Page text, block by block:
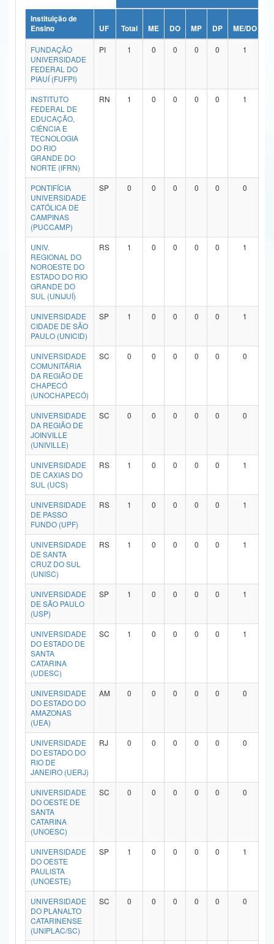
Ministério da Ciência, Tecnologia, Inovações e Comunicações
Ministério do Meio Ambiente
Ministério do Turismo
Ministério do Desenvolvimento Regional
Controladoria-Geral da União
Ministério da Mulher, da Família e dos Direitos Humanos
Secretaria-Geral
Secretaria de Governo
Gabinete de Segurança Institucional
Advocacia-Geral da União
Banco Central do Brasil
Instituição de
Ensino
UF Total ME DO MP DP ME/DO
FUNDAÇÃO
UNIVERSIDADE
FEDERAL DO
PIAUÍ (FUFPI)
PI 1 0 0 0 0 1
INSTITUTO
FEDERAL DE
EDUCAÇÃO,
CIÊNCIA E
TECNOLOGIA
DO RIO
GRANDE DO
NORTE (IFRN)
RN 1 0 0 0 0 1
PONTIFÍCIA
UNIVERSIDADE
CATÓLICA DE
CAMPINAS
(PUCCAMP)
SP 0 0 0 0 0 0
UNIV.
REGIONAL DO
NOROESTE DO
ESTADO DO RIO
GRANDE DO
SUL (UNIJUÍ)
RS 1 0 0 0 0 1
UNIVERSIDADE
CIDADE DE SÃO
PAULO (UNICID)
SP 1 0 0 0 0 1
UNIVERSIDADE
COMUNITÁRIA
DA REGIÃO DE
CHAPECÓ
(UNOCHAPECÓ)
SC 0 0 0 0 0 0
UNIVERSIDADE
DA REGIÃO DE
JOINVILLE
(UNIVILLE)
SC 0 0 0 0 0 0
UNIVERSIDADE
DE CAXIAS DO
SUL (UCS)
RS 1 0 0 0 0 1
UNIVERSIDADE
DE PASSO
FUNDO (UPF)
RS 1 0 0 0 0 1
UNIVERSIDADE
DE SANTA
CRUZ DO SUL
(UNISC)
RS 1 0 0 0 0 1
UNIVERSIDADE
DE SÃO PAULO
(USP)
SP 1 0 0 0 0 1
UNIVERSIDADE
DO ESTADO DE
SANTA
CATARINA
(UDESC)
SC 1 0 0 0 0 1
UNIVERSIDADE
DO ESTADO DO
AMAZONAS
(UEA)
AM 0 0 0 0 0 0
UNIVERSIDADE
DO ESTADO DO
RIO DE
JANEIRO (UERJ)
RJ 0 0 0 0 0 0
UNIVERSIDADE
DO OESTE DE
SANTA
CATARINA
(UNOESC)
SC 0 0 0 0 0 0
UNIVERSIDADE
DO OESTE
PAULISTA
(UNOESTE)
SP 1 0 0 0 0 1
UNIVERSIDADE
DO PLANALTO
CATARINENSE
(UNIPLAC/SC)
SC 0 0 0 0 0 0